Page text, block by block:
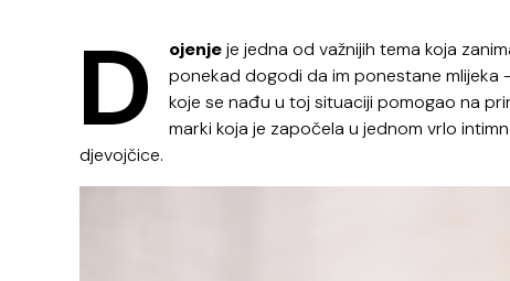
D ojenjeje jedna od važnijih tema koja
ponekad dogodi da im ponestane mlijeka
koje se nađu u toj situaciji pomogao na
marki koja je započela u jednom vrlo
djevojčice.